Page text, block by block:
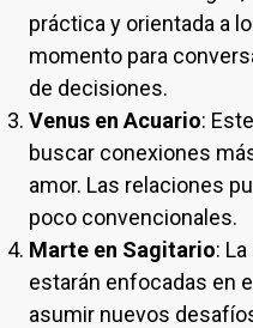
práctica y orientada a
momento para
de decisiones.
Venus en Acuario:
buscar conexiones
amor. Las relaciones
poco convencionales.
Marte en Sagitario:
estarán enfocadas en
asumir nuevos